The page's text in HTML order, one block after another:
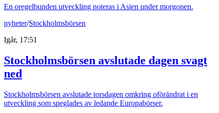
En oregelbunden utveckling noteras i Asien under morgonen.
nyheter/Stockholmsbörsen
Igår, 17:51
Stockholmsbörsen avslutade dagen svagt
ned
Stockholmsbörsen avslutade torsdagen omkring oförändrat i en
utveckling som speglades av ledande Europabörser.